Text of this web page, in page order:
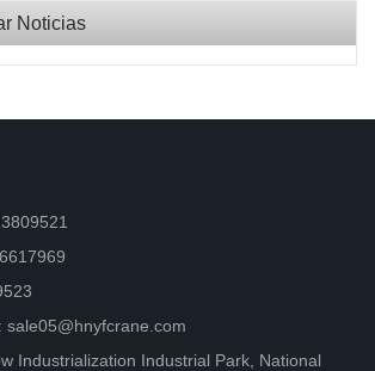
Noticias
Industrialization Industrial Park, National